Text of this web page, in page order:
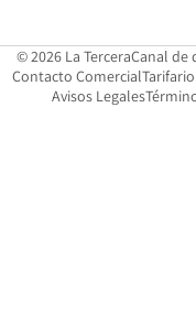
© 2026 La TerceraCanal de
Contacto ComercialOpens
Avisos LegalesOpens